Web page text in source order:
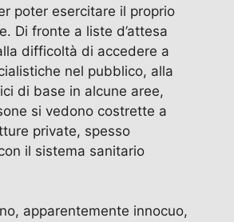
poter esercitare il proprio
Di fronte a liste d’attesa
difficoltà di accedere a
nel pubblico, alla
di base in alcune aree,
si vedono costrette a
private, spesso
il sistema sanitario
apparentemente innocuo,